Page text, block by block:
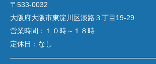
〒533-0032
大阪府大阪市東淀川区淡路３丁目19-29
営業時間： １０時～１８時
定休日： なし